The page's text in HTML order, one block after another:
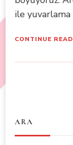
ile yuvarlama
CONTINUE
ARA